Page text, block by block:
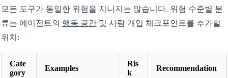
모든 도구가 동일한 위험을 지니지는 않습니다. 위험 수준별 분
류는 에이전트의 행동 공간및 사람 개입 체크포인트를 추가할
위치:
Cate
gory
Examples
Ris
k
Recommendation